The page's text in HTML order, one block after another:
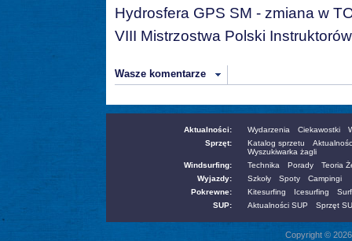
Hydrosfera GPS SM - zmiana w
VIII Mistrzostwa Polski
Wasze komentarze
Aktualności: Wydarzenia Ciekawostki
Sprzęt:
Katalog sprzetu
Wyszukiwarka żagli
Windsurfing:
Technika Porady
Teoria
Wyjazdy:
Szkoły Spoty
Campingi
Pokrewne:
Kitesurfing Icesurfing
SUP:
Aktualności SUP Sprzęt
Copyright ©